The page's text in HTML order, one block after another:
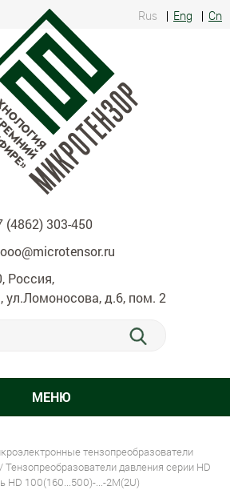
Rus Eng Cn
(4862) 303-450
ooo@microtensor.ru
Россия,
ул.Ломоносова, д.6, пом. 2
МЕНЮ
тензопреобразователи
/Тензопреобразователи давления серии HD
HD 100(160...500)-...-2M(2U)